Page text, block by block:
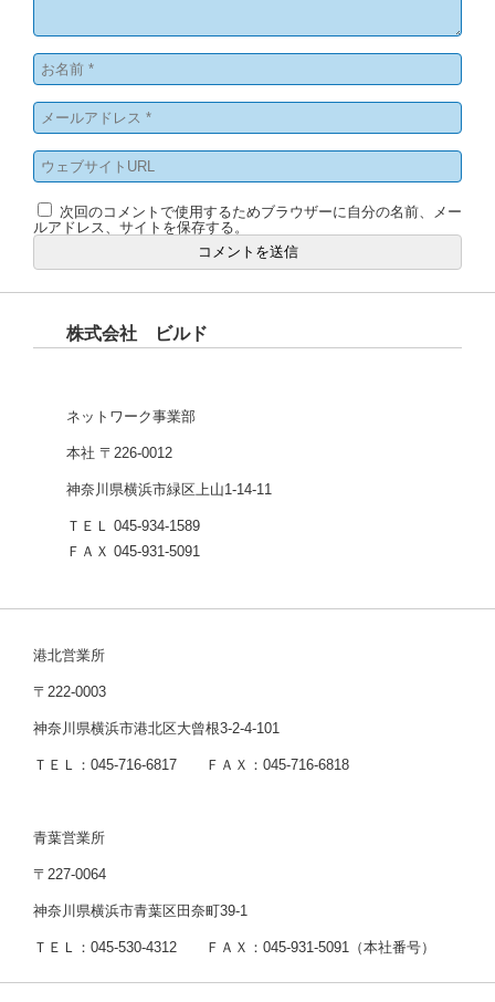
次回のコメントで使用するためブラウザーに自分の名前、メー
ルアドレス、サイトを保存する。
株式会社 ビルド
ネットワーク事業部
本社 〒226-0012
神奈川県横浜市緑区上山1-14-11
ＴＥＬ 045-934-1589
ＦＡＸ 045-931-5091
港北営業所
〒222-0003
神奈川県横浜市港北区大曾根3-2-4-101
ＴＥＬ：045-716-6817 ＦＡＸ：045-716-6818
青葉営業所
〒227-0064
神奈川県横浜市青葉区田奈町39-1
ＴＥＬ：045-530-4312 ＦＡＸ：045-931-5091（本社番号）